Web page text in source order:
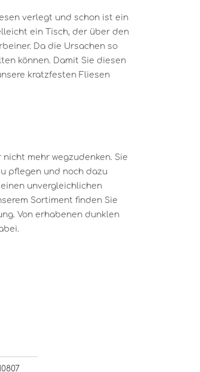
verlegt und schon ist ein
ein Tisch, der über den
Da die Ursachen so
können. Damit Sie diesen
kratzfesten Fliesen
mehr wegzudenken. Sie
pflegen und noch dazu
unvergleichlichen
Sortiment finden Sie
Von erhabenen dunklen